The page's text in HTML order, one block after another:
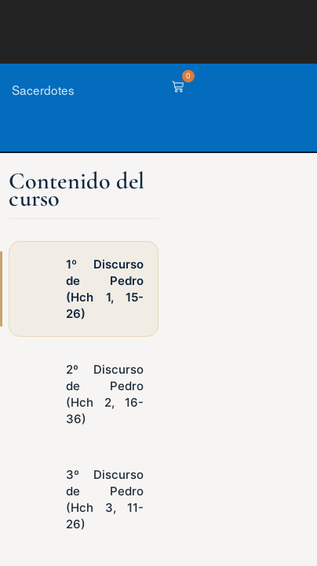
Sacerdotes
0
1º Discurso
de Pedro
(Hch 1, 15-
26)
2º Discurso
de Pedro
(Hch 2, 16-
36)
3º Discurso
de Pedro
(Hch 3, 11-
26)